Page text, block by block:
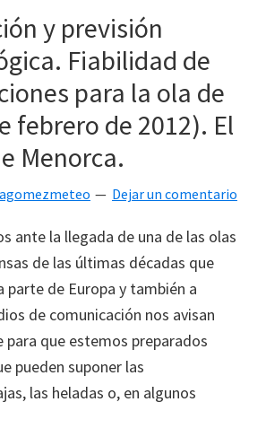
y previsión
Fiabilidad de
para la ola de
febrero de 2012). El
Menorca.
agomezmeteo Dejar un comentario
ante la llegada de una de las olas
de las últimas décadas que
parte de Europa y también a
de comunicación nos avisan
que estemos preparados
pueden suponer las
las heladas o, en algunos